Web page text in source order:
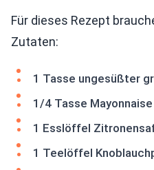
Für dieses Rezept
Zutaten:
1 Tasse ungesüßter
1/4 Tasse Mayonnaise
1 Esslöffel
1 Teelöffel